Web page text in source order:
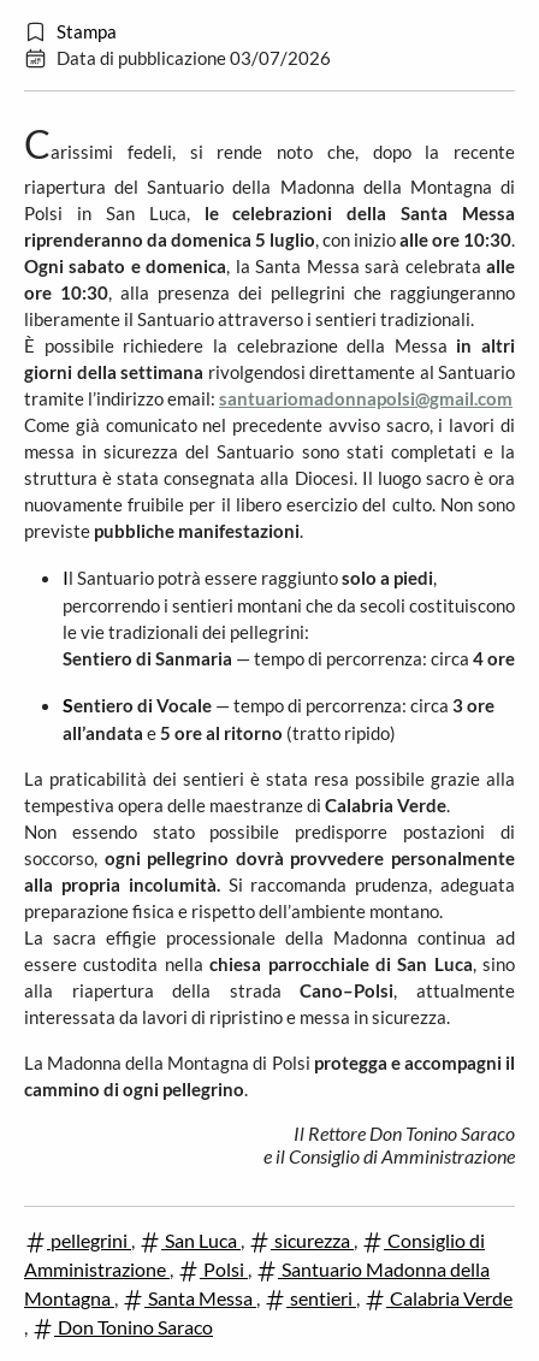
Stampa
Data di pubblicazione 03/07/2026
Carissimi fedeli, si rende noto che, dopo la recente
riapertura del Santuario della Madonna della Montagna di
Polsi in San Luca, le celebrazioni della Santa Messa
riprenderanno da domenica 5 luglio, con inizioalle ore 10:30.
Ogni sabato e domenica, la Santa Messa sarà celebrataalle
ore 10:30, alla presenza dei pellegrini che raggiungeranno
liberamente il Santuario attraverso i sentieri tradizionali.
È possibile richiedere la celebrazione della Messa in altri
giorni della settimana rivolgendosi direttamente al Santuario
tramite l’indirizzo email: santuariomadonnapolsi@gmail.com
Come già comunicato nel precedente avviso sacro, i lavori di
messa in sicurezza del Santuario sono stati completati e la
struttura è stata consegnata alla Diocesi. Il luogo sacro è ora
nuovamente fruibile per il libero esercizio del culto. Non sono
previste pubbliche manifestazioni.
Il Santuario potrà essere raggiuntosolo a piedi,
percorrendo i sentieri montani che da secoli costituiscono
le vie tradizionali dei pellegrini:
Sentiero di Sanmaria — tempo di percorrenza: circa 4 ore
Sentiero di Vocale — tempo di percorrenza: circa 3 ore
all’andata e5 ore al ritorno (tratto ripido)
La praticabilità dei sentieri è stata resa possibile grazie alla
tempestiva opera delle maestranze di Calabria Verde.
Non essendo stato possibile predisporre postazioni di
soccorso, ogni pellegrino dovrà provvedere personalmente
alla propria incolumità.Si raccomanda prudenza, adeguata
preparazione fisica e rispetto dell’ambiente montano.
La sacra effigie processionale della Madonna continua ad
essere custodita nellachiesa parrocchiale di San Luca, sino
alla riapertura della stradaCano–Polsi, attualmente
interessata da lavori di ripristino e messa in sicurezza.
La Madonna della Montagna di Polsi protegga e accompagni il
cammino di ogni pellegrino.
Il Rettore Don Tonino Saraco
e il Consiglio di Amministrazione
pellegrini , San Luca , sicurezza ,
Consiglio di
Amministrazione , Polsi ,
Santuario Madonna della
Montagna , Santa Messa , sentieri ,
Calabria Verde
,
Don Tonino Saraco